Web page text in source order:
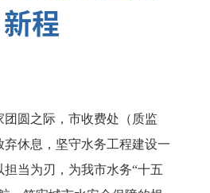
新程
团圆之际，市收费处（质监
休息，坚守水务工程建设一
当为刃，为我市水务“十五